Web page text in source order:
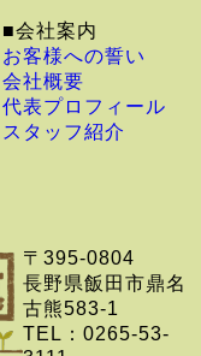
■会社案内
お客様への誓い
会社概要
代表プロフィール
スタッフ紹介
〒395-0804
長野県飯田市鼎名
古熊583-1
TEL：0265-53-